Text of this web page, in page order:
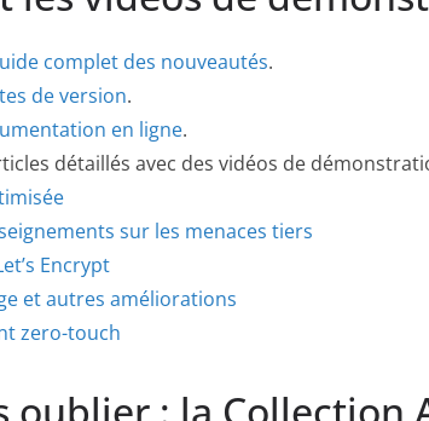
complet des nouveautés.
de version.
en ligne.
détaillés avec des vidéos de
sur les menaces tiers
Encrypt
et autres améliorations
zero-touch
oublier : la Collection